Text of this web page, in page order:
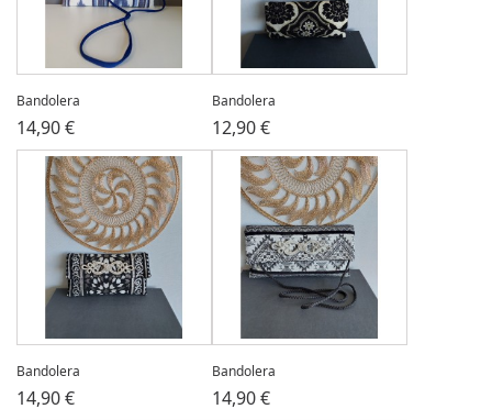
Bandolera
14,90 €
Bandolera
12,90 €
Bandolera
14,90 €
Bandolera
14,90 €